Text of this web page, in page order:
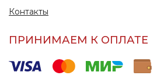
Контакты
ПРИНИМАЕМ К ОПЛАТЕ